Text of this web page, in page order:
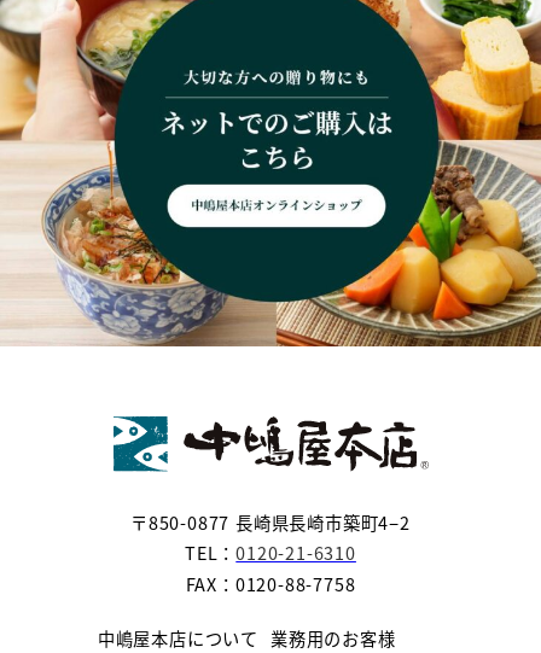
〒850-0877 長崎県長崎市築町4−2
TEL：0120-21-6310
FAX：0120-88-7758
中嶋屋本店について 業務用のお客様